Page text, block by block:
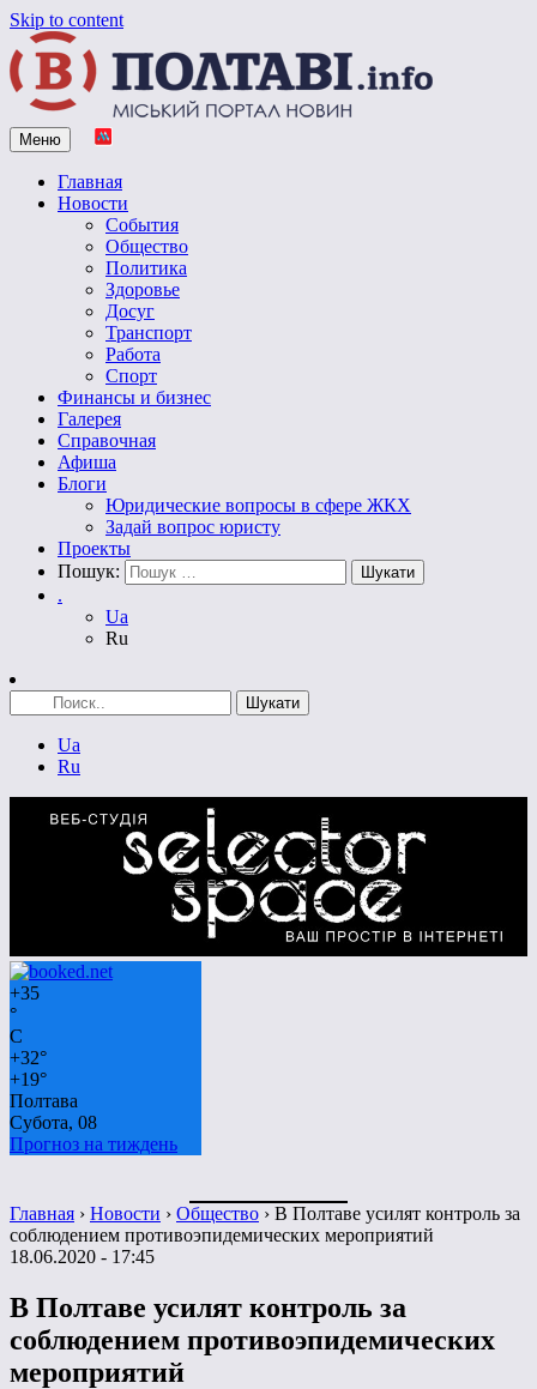
Skip to content
Vpoltave.info
Полтавский портал новостей
Меню
Главная
Новости
События
Общество
Политика
Здоровье
Досуг
Транспорт
Работа
Спорт
Финансы и бизнес
Галерея
Справочная
Афиша
Блоги
Юридические вопросы в сфере ЖКХ
Задай вопрос юристу
Проекты
Пошук:
.
Ua
Ru
Ua
Ru
+35
°
C
+32°
+19°
Полтава
Субота, 08
Прогноз на тиждень
Главная › Новости › Общество › В Полтаве усилят контроль за
соблюдением противоэпидемических мероприятий
18.06.2020 - 17:45
В Полтаве усилят контроль за
соблюдением противоэпидемических
мероприятий